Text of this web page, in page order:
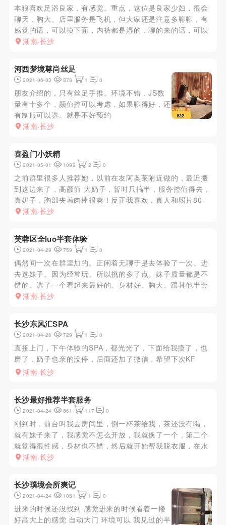
本狼喜欢足浴良家，有感觉。重点，这位是良家少妇，很会
聊天，胸大。店里服务是飞机，但大家还是注意多聊聊，有
感觉的话，可以摸下面，内裤都是湿的，聊的来的话，可以
啪啪。
湖南-长沙
河西梦境尊尚丝足
2021-06-03 878 1 0
朋友介绍的，只有丝足手推。环境不错，JS数
量有十多个，颜值控可以考虑，如果聊得好，还
有制服可以选。就是不好预约
湖南-长沙
喜盈门小妖精
2021-05-01 1092 2 0
之前群里很多人推荐她，以前在友阿奥莱附近做的，最近搬
到这边来了，高颜值 大奶子，暂时只搞半，服务控值得去，
真奶子，胸部夹着肉棒很爽！反正我喜欢，真人和照片80-
90%对版，态度很好。
湖南-长沙
芙蓉区全luo半套体验
2021-04-29 759 1 0
偶然间一次在群里加的。正闲着无聊于是去体验了一次。进
去选妹子。因为经常玩。所以挑的多了点。妹子质量都是不
错的。选了一个看起来最好的。身材好。胸大。跟其他半套
店不一样妹子会在水床上做臀推。磨。体验特别刺激。到床
分钟换了各种姿势。...
湖南-长沙
长沙东风汇SPA
2021-04-26 729 1 0
直接上门，下午体验的SPA，都光光了，下面给我摸了，也
磨了，奶子也亲的没停，后面还加了微信，希望下次KF
湖南-长沙
长沙最好推荐半套服务
2021-04-24 861 117 0
刚到时，前台叫我去房间里，倒一杯茶给我，茶还没有喝，
就有妹子来了，我感觉不怎么开放，我就换了一个，第二个
就觉得很性感，身材也不错，然后就开始帮我脱衣服，在水
床上洗澡，水床服务做完后就坐椅子上用b蹭我舔我耳朵咪
一会我就射了，射...
湖南-长沙
长沙璞境会所爽记
2021-04-24 1051 1 0
进来的时候还没找到 感觉进来的时候看着一楼
好高大上的感觉 自动大门 环境可以 我见过的半